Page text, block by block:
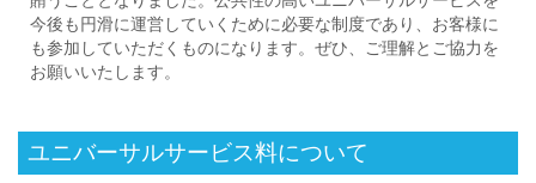
今後も円滑に運営していくために必要な制度であり、お客様に
も参加していただくものになります。ぜひ、ご理解とご協力を
お願いいたします。
ユニバーサルサービス料について